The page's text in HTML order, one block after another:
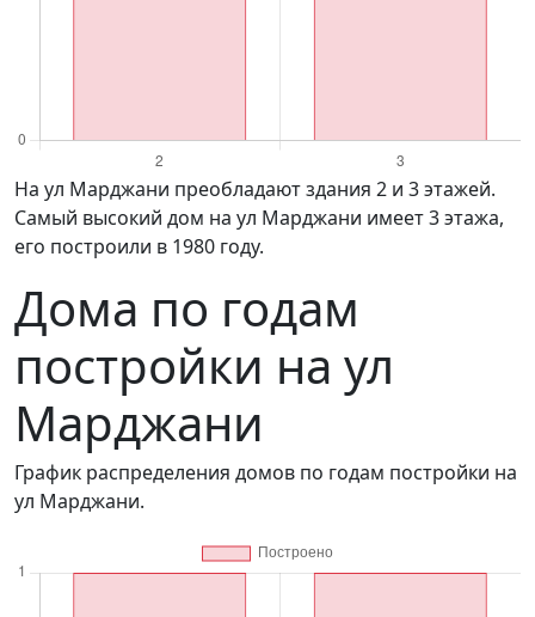
на ул Марджани преобладают здания 2 и 3 этажей.
Самый высокий дом на ул Марджани имеет 3 этажа,
его построили в 1980 году.
Дома по годам
постройки на ул
Марджани
График распределения домов по годам постройки на
ул Марджани.